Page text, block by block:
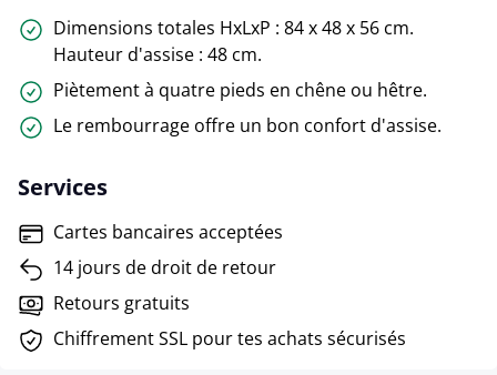
Dimensions totales HxLxP : 84 x 48 x 56 cm.
Hauteur d'assise : 48 cm.
Piètement à quatre pieds en chêne ou hêtre.
Le rembourrage offre un bon confort d'assise.
Services
Cartes bancaires acceptées
14 jours de droit de retour
Retours gratuits
Chiffrement SSL pour tes achats sécurisés